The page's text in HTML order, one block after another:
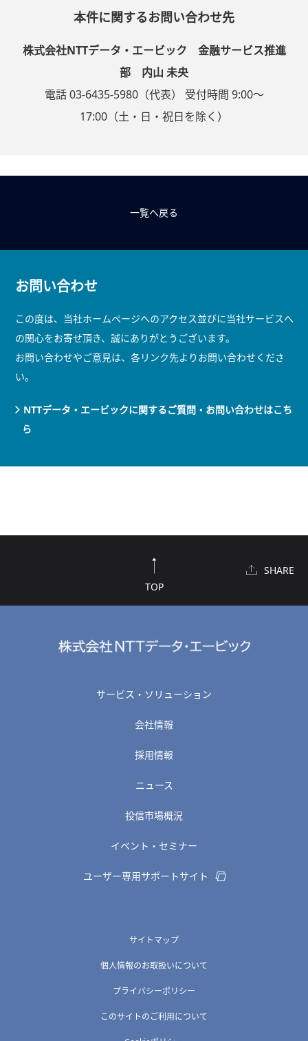
本件に関するお問い合わせ先
株式会社NTTデータ・エービック 金融サービス推進
部 内山 未央
電話 03-6435-5980（代表） 受付時間 9:00～
17:00（土・日・祝日を除く）
一覧へ戻る
お問い合わせ
この度は、当社ホームページへのアクセス並びに当社サービスへ
の関心をお寄せ頂き、誠にありがとうございます。
お問い合わせやご意見は、各リンク先よりお問い合わせくださ
い。
NTTデータ・エービックに関するご質問・お問い合わせはこち
ら
TOP
SHARE
サービス・ソリューション
会社情報
採用情報
ニュース
投信市場概況
イベント・セミナー
ユーザー専用サポートサイト
サイトマップ
個人情報のお取扱いについて
プライバシーポリシー
このサイトのご利用について